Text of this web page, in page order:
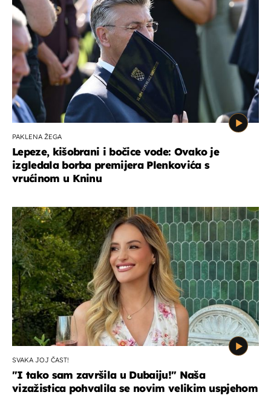
PAKLENA ŽEGA
Lepeze, kišobrani i bočice vode: Ovako je
izgledala borba premijera Plenkovića s
vrućinom u Kninu
SVAKA JOJ ČAST!
"I tako sam završila u Dubaiju!" Naša
vizažistica pohvalila se novim velikim uspjehom